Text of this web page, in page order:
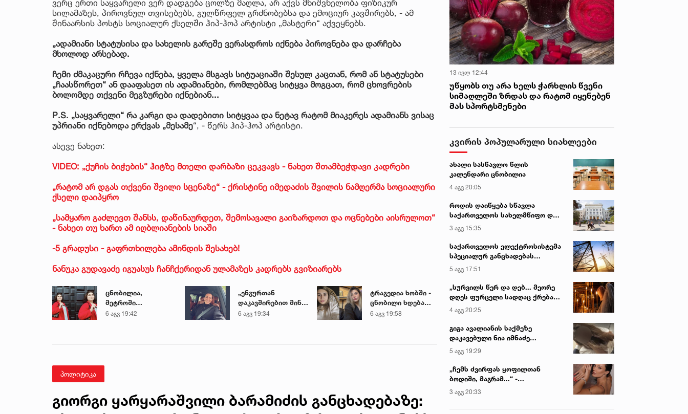
ვერც ერთი საყვარელი ვერ დადგება ცოლზე მაღლა, არ აქვს მნიშვნელობა ფიზიკურ
სილამაზეს, პიროვნულ თვისებებს, გულწრფელ გრძნობებსა და ემოციურ კავშირებს, - ამ
შინაარსის პოსტს სოციალურ ქსელში ჰიპ-ჰოპ არტისტი „მასტერი“ აქვეყნებს.
„ადამიანი სტატუსისა და სახელის გარეშე ვერასდროს იქნება პიროვნება და დარჩება
მხოლოდ არსებად.
ჩემი ძმაკაცური რჩევა იქნება, ყველა მსგავს სიტუაციაში შესულ კაცთან, რომ ან სტატუსები
„ჩაასწორეთ“ ან დააფასეთ ის ადამიანები, რომლებმაც სიტყვა მოგცათ, რომ ცხოვრების
ბოლომდე თქვენი მეგზურები იქნებიან...
P.S. „საყვარელი“ რა კარგი და დადებითი სიტყვაა და ნეტავ რატომ მიაკერეს ადამიანს ვისაც
უპრიანი იქნებოდა ერქვას „მესამე“, - წერს ჰიპ-ჰოპ არტისტი.
ასევე ნახეთ:
VIDEO: „ქუჩის ბიჭების“ ჰიტზე მთელი დარბაზი ცეკვავს - ნახეთ შთამბეჭდავი კადრები
„რატომ არ დგას თქვენი შვილი სცენაზე“ - ქრისტინე იმედაძის შვილის ნამღერმა სოციალური
ქსელი დაიპყრო
„სამყარო გაძლევთ შანსს, დაწინაურდეთ, შემოსავალი გაიზარდოთ და ოცნებები აისრულოთ“
- ნახეთ თუ ხართ ამ იღბლიანების სიაში
-5 გრადუსი - გაფრთხილება ამინდის შესახებ!
ნანუკა გუდავაძე იგუასუს ჩანჩქერიდან ულამაზეს კადრებს გვიზიარებს
ცნობილია,
მეტროში
გარდაცვლილი 21
6 აგვ 19:42
„ენგურთან
დაკავშირებით მინდა
ვთქვა...“ - გოგა
6 აგვ 19:34
ტრაგედია ხობში -
ცნობილი ხდება
დაღუპული დედა-
6 აგვ 19:58
პოლიტიკა
გიორგი ყარყარაშვილი ბარამიძის განცხადებაზე:
13 ივლ 12:44
უწყობს თუ არა ხელს ჭარხლის წვენი
სიმაღლეში ზრდას და რატომ იყენებენ
მას სპორტსმენები
კვირის პოპულარული სიახლეები
ახალი სასწავლო წლის
კალენდარი ცნობილია
4 აგვ 20:05
როდის დაიწყება სწავლა
საქართველოს სახელმწიფო და
კერძო უნივერსიტეტებში
3 აგვ 15:35
საქართველოს ელექტროსისტემა
სპეციალურ განცხადებას
ავრცელებს
5 აგვ 17:51
„სურვილს წერ და დებ... მეორე
დღეს ფურცელი სადღაც ქრება
და სურვილი სრულდება...“ -
სასწაულმოქმედი ტაძარი შიდა
ქართლში
4 აგვ 20:25
გიგა ავალიანის საქმეზე
დაკავებული ნია იმნაძე
კლინიკაში გადაჰყავთ
5 აგვ 19:29
„ჩემს ძვირფას ყოფილთან
ბოდიში, მაგრამ...“ -
ალექსანდრა პაიჭაძის
გულწრფელი აღიარება
3 აგვ 20:33